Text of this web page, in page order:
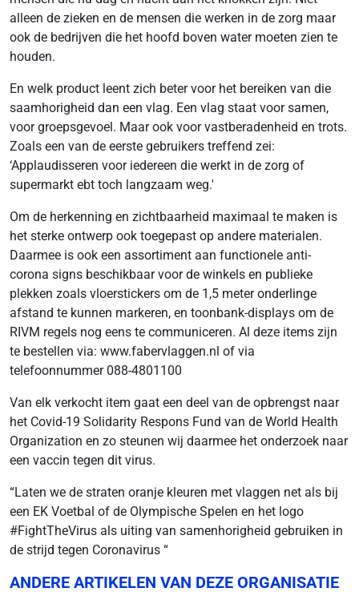
alleen de zieken en de mensen die werken in de zorg maar
ook de bedrijven die het hoofd boven water moeten zien te
houden.
En welk product leent zich beter voor het bereiken van die
saamhorigheid dan een vlag. Een vlag staat voor samen,
voor groepsgevoel. Maar ook voor vastberadenheid en trots.
Zoals een van de eerste gebruikers treffend zei:
‘Applaudisseren voor iedereen die werkt in de zorg of
supermarkt ebt toch langzaam weg.'
Om de herkenning en zichtbaarheid maximaal te maken is
het sterke ontwerp ook toegepast op andere materialen.
Daarmee is ook een assortiment aan functionele anti-
corona signs beschikbaar voor de winkels en publieke
plekken zoals vloerstickers om de 1,5 meter onderlinge
afstand te kunnen markeren, en toonbank-displays om de
RIVM regels nog eens te communiceren. Al deze items zijn
te bestellen via: www.fabervlaggen.nl of via
telefoonnummer 088-4801100
Van elk verkocht item gaat een deel van de opbrengst naar
het Covid-19 Solidarity Respons Fund van de World Health
Organization en zo steunen wij daarmee het onderzoek naar
een vaccin tegen dit virus.
“Laten we de straten oranje kleuren met vlaggen net als bij
een EK Voetbal of de Olympische Spelen en het logo
#FightTheVirus als uiting van samenhorigheid gebruiken in
de strijd tegen Coronavirus “
ANDERE ARTIKELEN VAN DEZE ORGANISATIE